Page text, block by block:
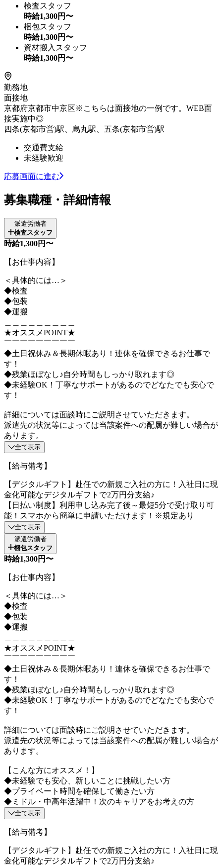
検査スタッフ
時給1,300円〜
梱包スタッフ
時給1,300円〜
資材搬入スタッフ
時給1,300円〜
勤務地
面接地
京都府京都市中京区※こちらは面接地の一例です。WEB面
接実施中◎
四条(京都市営)駅、烏丸駅、五条(京都市営)駅
交通費支給
未経験歓迎
応募画面に進む
募集職種・詳細情報
派遣労働者
検査スタッフ
時給1,300円〜
【お仕事内容】
＜具体的には…＞
◆検査
◆包装
◆運搬
★オススメPOINT★
￣￣￣￣￣￣￣￣￣
◆土日祝休み＆長期休暇あり！連休を確保できるお仕事で
す！
◆残業ほぼなし♪自分時間もしっかり取れます◎
◆未経験OK！丁寧なサポートがあるのでどなたでも安心で
す！
詳細については面談時にご説明させていただきます。
派遣先の状況等によっては当該案件への配属が難しい場合が
あります。
全て表示
【給与備考】
【デジタルギフト】赴任での新規ご入社の方に！入社日に現
金化可能なデジタルギフトで2万円分支給♪
【日払い制度】利用申し込み完了後～最短5分で受け取り可
能！スマホから簡単に申請いただけます！※規定あり
全て表示
派遣労働者
梱包スタッフ
時給1,300円〜
【お仕事内容】
＜具体的には…＞
◆検査
◆包装
◆運搬
★オススメPOINT★
￣￣￣￣￣￣￣￣￣
◆土日祝休み＆長期休暇あり！連休を確保できるお仕事で
す！
◆残業ほぼなし♪自分時間もしっかり取れます◎
◆未経験OK！丁寧なサポートがあるのでどなたでも安心で
す！
詳細については面談時にご説明させていただきます。
派遣先の状況等によっては当該案件への配属が難しい場合が
あります。
【こんな方にオススメ！】
◆未経験でも安心、新しいことに挑戦したい方
◆プライベート時間を確保して働きたい方
◆ミドル・中高年活躍中！次のキャリアをお考えの方
全て表示
【給与備考】
【デジタルギフト】赴任での新規ご入社の方に！入社日に現
金化可能なデジタルギフトで2万円分支給♪